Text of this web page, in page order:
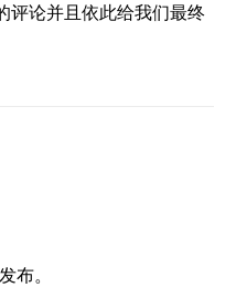
评论并且依此给我们最终
布。